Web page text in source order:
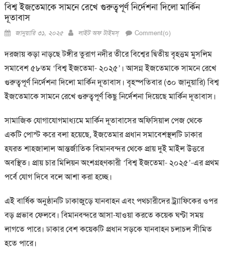
বিশ্ব ইজতেমাকে সামনে রেখে গুরুত্বপূর্ণ নির্দেশনা দিলো মার্কিন
দূতাবাস
Posted
জানুয়ারি ৩১, ২০২৫ Author
লাইট অফ টাইমস্ Comment(০)
দরজায় কড়া নাড়ছে টঙ্গীর তুরাগ নদীর তীরে বিশ্বের দ্বিতীয় বৃহত্তম মুসলিম
সমাবেশ ৫৮তম ‘বিশ্ব ইজতেমা- ২০২৫’। আসন্ন ইজতেমাকে সামনে রেখে
গুরুত্বপূর্ণ নির্দেশনা দিলো মার্কিন দূতাবাস। বৃহস্পতিবার (৩০ জানুয়ারি) বিশ্ব
ইজতেমাকে সামনে রেখে গুরুত্বপূর্ণ কিছু নির্দেশনা দিয়েছে মার্কিন দূতাবাস।
সামাজিক যোগাযোগমাধ্যমে মার্কিন দূতাবাসের অফিসিয়াল পেজ থেকে
একটি পোস্ট করে বলা হয়েছে, ইজতেমার প্রধান সমাবেশস্থলটি ঢাকার
হযরত শাহজালাল আন্তর্জাতিক বিমানবন্দর থেকে প্রায় দুই মাইল উত্তরে
অবস্থিত। প্রায় চার মিলিয়ন অংশগ্রহণকারী ‘বিশ্ব ইজতেমা- ২০২৫’-এর প্রথম
পর্বে যোগ দিবে বলে আশা করা হচ্ছে।
এই বার্ষিক অনুষ্ঠানটি ঢাকাজুড়ে যানবাহন এবং পথচারীদের ট্র্যাফিকের ওপর
বড় প্রভাব ফেলবে। বিমানবন্দরে আসা-যাওয়া করতে কয়েক ঘণ্টা সময়
লাগতে পারে। ঢাকার বেশ কয়েকটি প্রধান সড়কে যানবাহন চলাচল সীমিত
হতে পারে।